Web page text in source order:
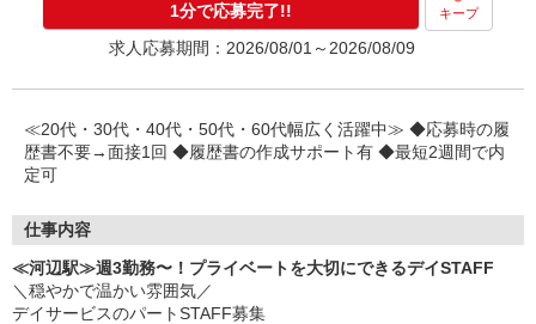
1分で応募完了!! キープ
求人応募期間：2026/08/01～2026/08/09
≪20代・30代・40代・50代・60代幅広く活躍中≫ ◆応募時の履
歴書不要→面接1回 ◆履歴書の作成サポート有 ◆最短2週間で内
定可
仕事内容
≪河辺駅≫週3勤務〜！プライベートを大切にできるデイSTAFF
＼穏やかで温かい雰囲気／
デイサービスのパートSTAFF募集